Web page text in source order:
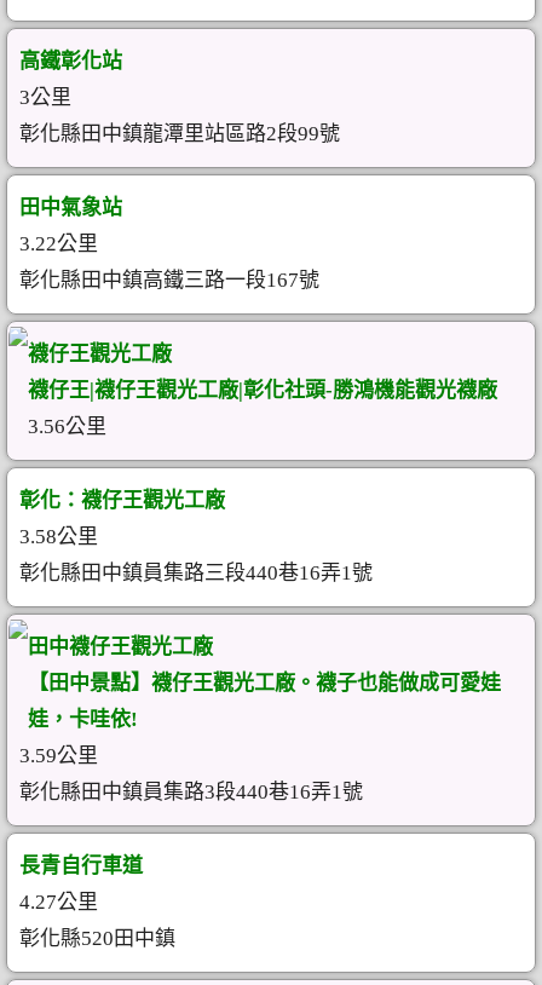
高鐵彰化站
3公里
彰化縣田中鎮龍潭里站區路2段99號
田中氣象站
3.22公里
彰化縣田中鎮高鐵三路一段167號
襪仔王觀光工廠
襪仔王|襪仔王觀光工廠|彰化社頭-勝鴻機能觀光襪廠
3.56公里
彰化：襪仔王觀光工廠
3.58公里
彰化縣田中鎮員集路三段440巷16弄1號
田中襪仔王觀光工廠
【田中景點】襪仔王觀光工廠。襪子也能做成可愛娃
娃，卡哇依!
3.59公里
彰化縣田中鎮員集路3段440巷16弄1號
長青自行車道
4.27公里
彰化縣520田中鎮